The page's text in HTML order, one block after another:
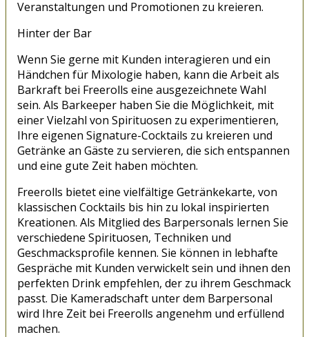
Veranstaltungen und Promotionen zu kreieren.
Hinter der Bar
Wenn Sie gerne mit Kunden interagieren und ein
Händchen für Mixologie haben, kann die Arbeit als
Barkraft bei Freerolls eine ausgezeichnete Wahl
sein. Als Barkeeper haben Sie die Möglichkeit, mit
einer Vielzahl von Spirituosen zu experimentieren,
Ihre eigenen Signature-Cocktails zu kreieren und
Getränke an Gäste zu servieren, die sich entspannen
und eine gute Zeit haben möchten.
Freerolls bietet eine vielfältige Getränkekarte, von
klassischen Cocktails bis hin zu lokal inspirierten
Kreationen. Als Mitglied des Barpersonals lernen Sie
verschiedene Spirituosen, Techniken und
Geschmacksprofile kennen. Sie können in lebhafte
Gespräche mit Kunden verwickelt sein und ihnen den
perfekten Drink empfehlen, der zu ihrem Geschmack
passt. Die Kameradschaft unter dem Barpersonal
wird Ihre Zeit bei Freerolls angenehm und erfüllend
machen.